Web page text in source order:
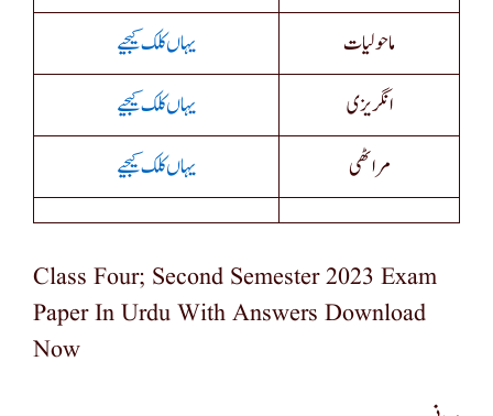
یہاں کلک کیجیے
ماحولیات
یہاں کلک کیجیے
انگریزی
یہاں کلک کیجیے
مراٹھی
Class Four; Second Semester 2023 Exam
Paper In Urdu With Answers Download
Now